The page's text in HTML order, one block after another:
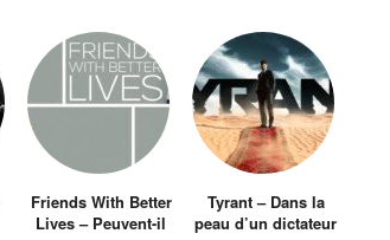
Friends With Better
Lives – Peuvent-il
Tyrant – Dans la
peau d’un dictateur